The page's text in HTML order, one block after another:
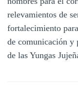
relevamientos de
fortalecimiento
de comunicación y
de las Yungas